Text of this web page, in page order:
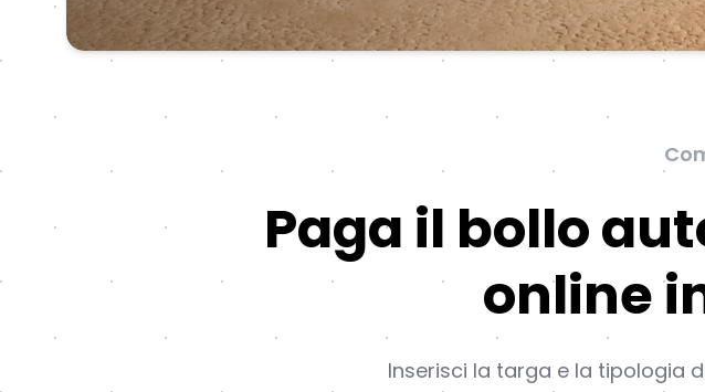
Paga il bollo
online
Inserisci la targa e la tipologia